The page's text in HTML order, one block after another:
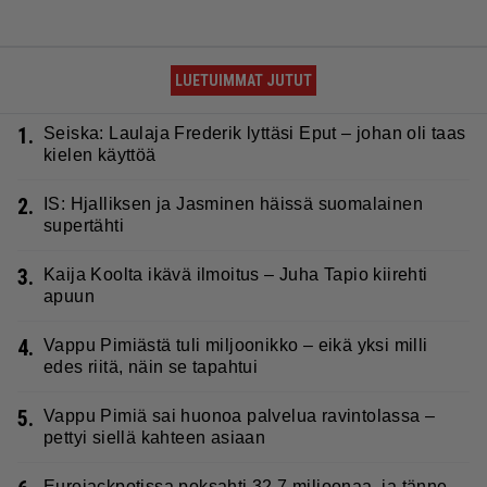
LUETUIMMAT JUTUT
1.
Seiska: Laulaja Frederik lyttäsi Eput – johan oli taas
kielen käyttöä
2.
IS: Hjalliksen ja Jasminen häissä suomalainen
supertähti
3.
Kaija Koolta ikävä ilmoitus – Juha Tapio kiirehti
apuun
4. Vappu Pimiästä tuli miljoonikko – eikä yksi milli
edes riitä, näin se tapahtui
5. Vappu Pimiä sai huonoa palvelua ravintolassa –
pettyi siellä kahteen asiaan